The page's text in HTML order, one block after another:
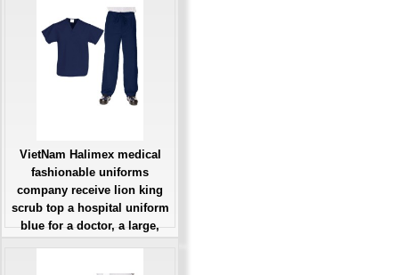
Giá: Liên Hệ
Đặt hàng
VietNam Halimex medical
fashionable uniforms
company receive lion king
scrub top a hospital uniform
blue for a doctor, a large,